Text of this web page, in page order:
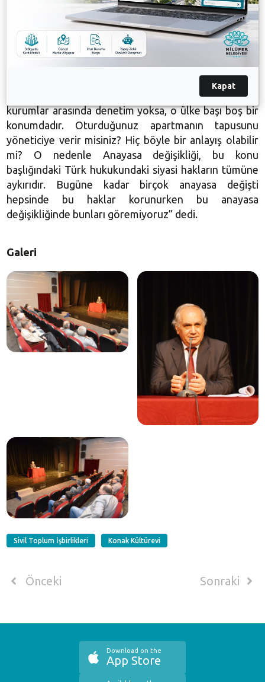
hazırlanan Anayasa’nın verdiği yetkiler sizde bizde
olsa hangimiz çıldırmayız soruyorum size? Aklına her
geleni yapabilme imkanına sahip olacaksın ve de çok
sakin olacaksın, adaleti temsil edeceksin, adalete
saygı duyacaksın, herkesi eşit kabul edeceksin,
hizmeti herkese eşit yapacaksın, sizce mümkün mü?
Bu insan tabiatına aykırı. Bir ülke de demokratik
kurumlar arasında denetim yoksa, o ülke başı boş bir
konumdadır. Oturduğunuz apartmanın tapusunu
yöneticiye verir misiniz? Hiç böyle bir anlayış olabilir
mi? O nedenle Anayasa değişikliği, bu konu
başlığındaki Türk hukukundaki siyasi hakların tümüne
aykırıdır. Bugüne kadar birçok anayasa değişti
hepsinde bu haklar korunurken bu anayasa
değişikliğinde bunları göremiyoruz” dedi.
Galeri
Sivil Toplum İşbirlikleri Konak Kültürevi
Önceki Sonraki
Download on the
App Store
Kapat